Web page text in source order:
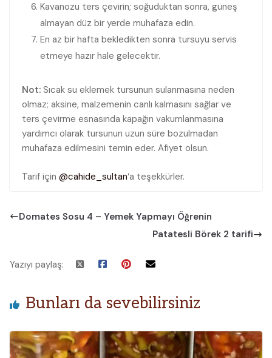
Kavanozu ters çevirin; soğuduktan sonra, güneş
almayan düz bir yerde muhafaza edin.
En az bir hafta bekledikten sonra tursuyu servis
etmeye hazır hale gelecektir.
Not: Sıcak su eklemek tursunun sulanmasına neden
olmaz; aksine, malzemenin canlı kalmasını sağlar ve
ters çevirme esnasında kapağın vakumlanmasına
yardımcı olarak tursunun uzun süre bozulmadan
muhafaza edilmesini temin eder. Afiyet olsun.
Tarif için @cahide_sultan‘a teşekkürler.
Domates Sosu 4 – Yemek Yapmayı Öğrenin
Patatesli Börek 2 tarifi
Yazıyı paylaş:
Bunları da sevebilirsiniz